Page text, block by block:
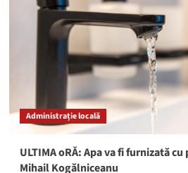
Administrație locală
ULTIMA oRĂ: Apa va fi furnizată
Mihail Kogălniceanu